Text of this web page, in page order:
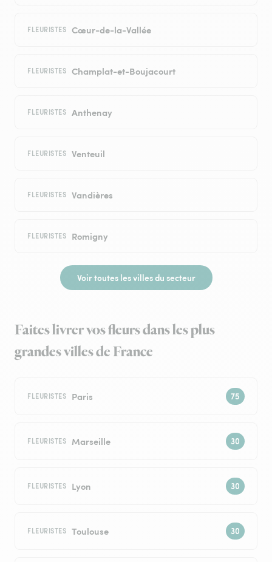
FLEURISTES Cœur-de-la-Vallée
FLEURISTES Champlat-et-Boujacourt
FLEURISTES Anthenay
FLEURISTES Venteuil
FLEURISTES Vandières
FLEURISTES Romigny
Voir toutes les villes du secteur
Faites livrer vos fleurs dans les plus
grandes villes de France
FLEURISTES Paris
FLEURISTES Marseille
FLEURISTES Lyon
FLEURISTES Toulouse